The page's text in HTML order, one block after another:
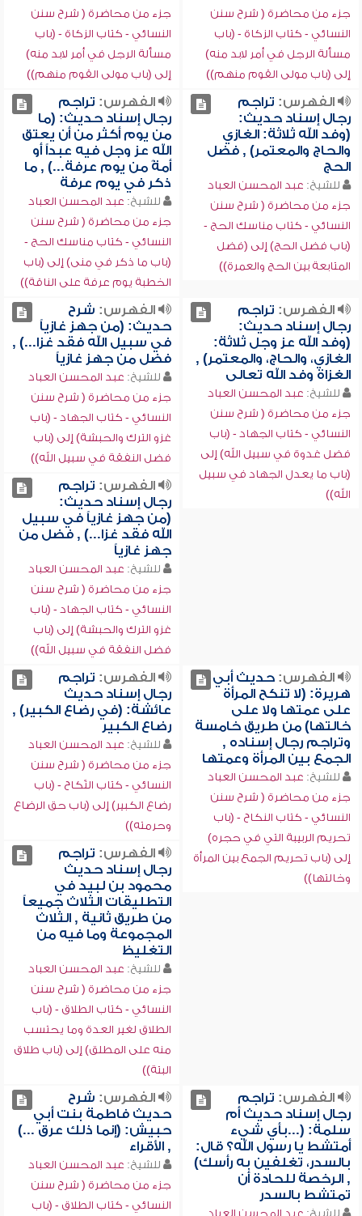
جزء من محاضرة ( شرح سنن
النسائي - كتاب الزكاة - (باب
مسألة الرجل في أمر لابد منه)
إلى (باب مولى القوم منهم))
جزء من محاضرة ( شرح سنن
النسائي - كتاب الزكاة - (باب
مسألة الرجل في أمر لابد منه)
إلى (باب مولى القوم منهم))
الفهرس: تراجم
رجال إسناد حديث:
(وفد الله ثلاثة: الغازي
والحاج والمعتمر) , فضل
الحج
للشيخ: عبد المحسن العباد
جزء من محاضرة ( شرح سنن
النسائي - كتاب مناسك الحج -
(باب فضل الحج) إلى (فضل
المتابعة بين الحج والعمرة))
الفهرس: تراجم
رجال إسناد حديث: (ما
من يوم أكثر من أن يعتق
الله عز وجل فيه عبداً أو
أمةً من يوم عرفة...) , ما
ذكر في يوم عرفة
للشيخ: عبد المحسن العباد
جزء من محاضرة ( شرح سنن
النسائي - كتاب مناسك الحج -
(باب ما ذكر في منى) إلى (باب
الخطبة يوم عرفة على الناقة))
الفهرس: تراجم
رجال إسناد حديث:
(وفد الله عز وجل ثلاثة:
الغازي، والحاج، والمعتمر) ,
الغزاة وفد الله تعالى
للشيخ: عبد المحسن العباد
جزء من محاضرة ( شرح سنن
النسائي - كتاب الجهاد - (باب
فضل غدوة في سبيل الله) إلى
(باب ما يعدل الجهاد في سبيل
الله))
الفهرس: شرح
حديث: (من جهز غازياً
في سبيل الله فقد غزا...) ,
فضل من جهز غازياً
للشيخ: عبد المحسن العباد
جزء من محاضرة ( شرح سنن
النسائي - كتاب الجهاد - (باب
غزو الترك والحبشة) إلى (باب
فضل النفقة في سبيل الله))
الفهرس: تراجم
رجال إسناد حديث:
(من جهز غازياً في سبيل
الله فقد غزا...) , فضل من
جهز غازياً
للشيخ: عبد المحسن العباد
جزء من محاضرة ( شرح سنن
النسائي - كتاب الجهاد - (باب
غزو الترك والحبشة) إلى (باب
فضل النفقة في سبيل الله))
الفهرس:حديث أبي
هريرة: (لا تنكح المرأة
على عمتها ولا على
خالتها) من طريق خامسة
وتراجم رجال إسناده ,
الجمع بين المرأة وعمتها
للشيخ: عبد المحسن العباد
جزء من محاضرة ( شرح سنن
النسائي - كتاب النكاح - (باب
تحريم الربيبة التي في حجره)
إلى (باب تحريم الجمع بين المرأة
وخالتها))
الفهرس: تراجم
رجال إسناد حديث
عائشة: (في رضاع الكبير) ,
رضاع الكبير
للشيخ: عبد المحسن العباد
جزء من محاضرة ( شرح سنن
النسائي - كتاب النّكاح - (باب
رضاع الكبير) إلى (باب حق الرضاع
وحرمته))
الفهرس: تراجم
رجال إسناد حديث
محمود بن لبيد في
التطليقات الثلاث جميعاً
من طريق ثانية , الثلاث
المجموعة وما فيه من
التغليظ
للشيخ: عبد المحسن العباد
جزء من محاضرة ( شرح سنن
النسائي - كتاب الطلاق - (باب
الطلاق لغير العدة وما يحتسب
منه على المطلق) إلى (باب طلاق
البتة))
الفهرس: تراجم
رجال إسناد حديث أم
سلمة: (...بأي شيء
أمتشط يا رسول الله؟ قال:
بالسدر، تغلفين به رأسك)
, الرخصة للحادة أن
تمتشط بالسدر
للشيخ: عبد المحسن العباد
الفهرس: شرح
حديث فاطمة بنت أبي
حبيش: (إنما ذلك عرق ...)
, الأقراء
للشيخ: عبد المحسن العباد
جزء من محاضرة ( شرح سنن
النسائي - كتاب الطلاق - (باب